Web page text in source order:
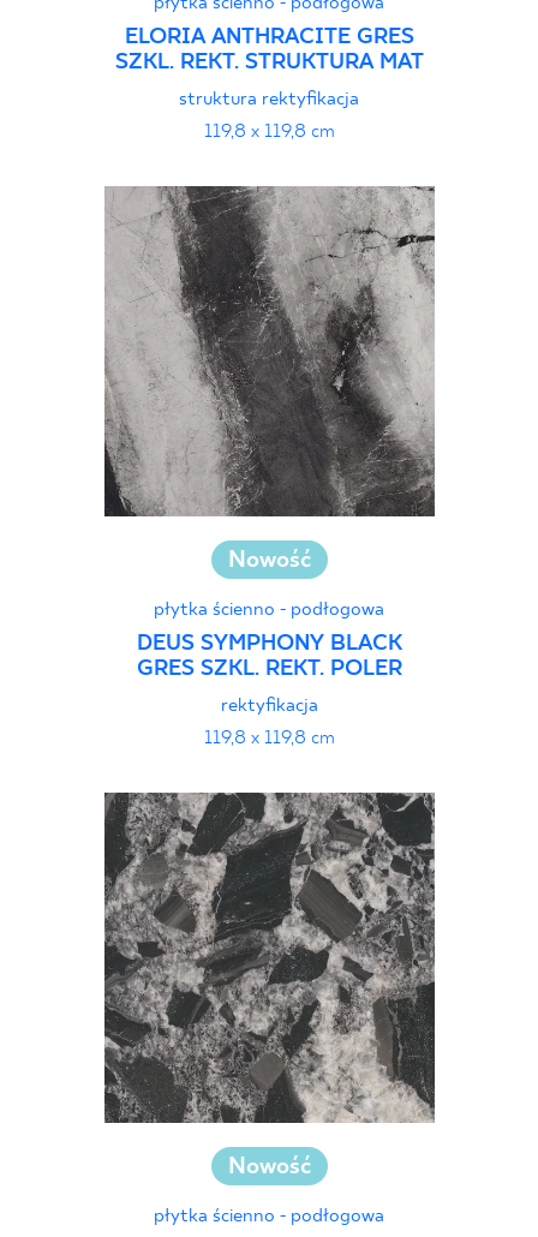
ELORIA ANTHRACITE GRES
SZKL. REKT. STRUKTURA MAT
struktura rektyfikacja
119,8 x 119,8 cm
Nowość
płytka ścienno - podłogowa
DEUS SYMPHONY BLACK
GRES SZKL. REKT. POLER
rektyfikacja
119,8 x 119,8 cm
Nowość
płytka ścienno - podłogowa